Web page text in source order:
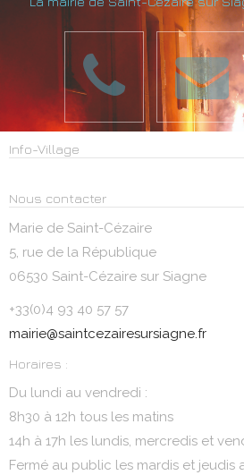
Info-Village
Nous contacter
Marie de Saint-Cézaire
5, rue de la République
06530 Saint-Cézaire sur Siagne
+33(0)4 93 40 57 57
mairie@saintcezairesursiagne.fr
Horaires :
Du lundi au vendredi :
8h30 à 12h tous les matins
14h à 17h les lundis, mercredis et
Fermé au public les mardis et jeudis